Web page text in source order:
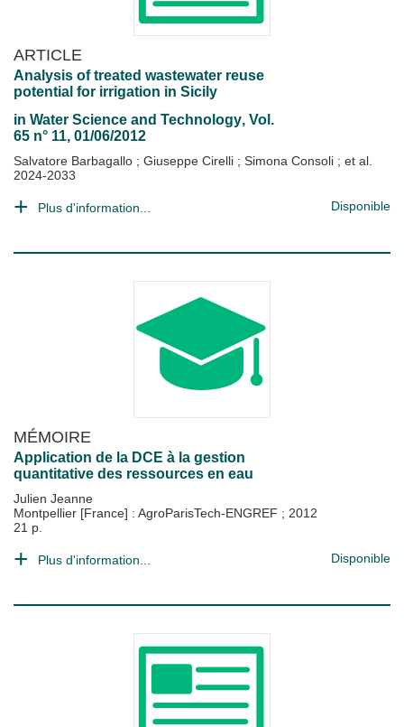
ARTICLE
Analysis of treated wastewater reuse
potential for irrigation in Sicily
in Water Science and Technology, Vol.
65 n° 11, 01/06/2012
Salvatore Barbagallo ; Giuseppe Cirelli ; Simona Consoli ; et al.
2024-2033
Plus d'information... Disponible
MÉMOIRE
Application de la DCE à la gestion
quantitative des ressources en eau
Julien Jeanne
Montpellier [France] : AgroParisTech-ENGREF ; 2012
21 p.
Plus d'information... Disponible